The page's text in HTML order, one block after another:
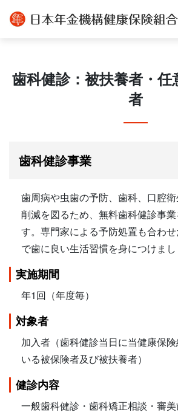
歯科健診：被扶養者・任
者
歯科健診事業
歯周病や虫歯の予防、歯科、口腔
削減を図るため、無料歯科健診事
す。専門家による予防処置も合わ
で歯に良い生活習慣を身につけまし
実施期間
年1回（年度毎）
対象者
加入者（歯科健診当日に当健康保
いる被保険者及び被扶養者）
健診内容
一般歯科健診・歯科矯正相談・審美